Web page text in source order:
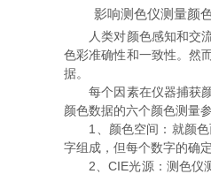
影响测色仪测量颜色
人类对颜色感知和交流
色彩准确性和一致性。然
据。
每个因素在仪器捕获颜
颜色数据的六个颜色测量
1、颜色空间：就颜色而
字组成，但每个数字的确
2、CIE光源：测色仪测